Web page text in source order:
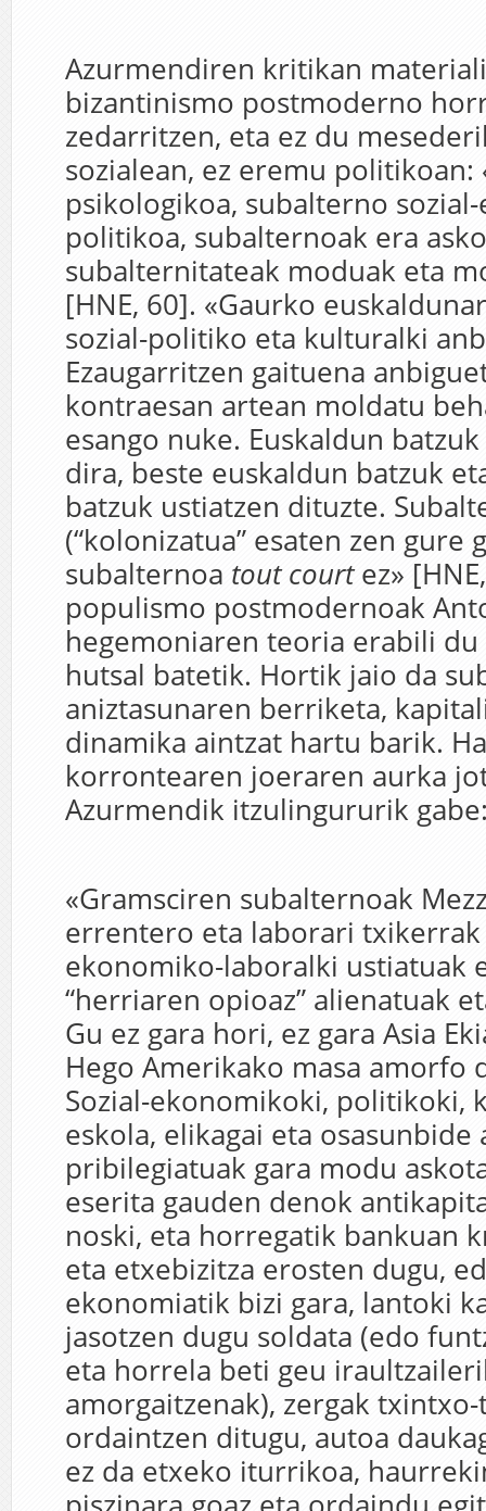
Azurmendiren kritikan
bizantinismo postmoderno
zedarritzen, eta ez du
sozialean, ez eremu politikoan:
psikologikoa, subalterno
politikoa, subalternoak era
subalternitateak moduak eta
[HNE, 60]. «Gaurko
sozial-politiko eta kulturalki
Ezaugarritzen gaituena
kontraesan artean moldatu
esango nuke. Euskaldun
dira, beste euskaldun batzuk
batzuk ustiatzen dituzte.
(“kolonizatua” esaten zen gure
subalternoa tout courtez»
populismo postmodernoak
hegemoniaren teoria erabili
hutsal batetik. Hortik jaio da
aniztasunaren berriketa,
dinamika aintzat hartu barik.
korrontearen joeraren aurka
Azurmendik itzulingururik
«Gramsciren subalternoak
errentero eta laborari txikerrak
ekonomiko-laboralki ustiatuak
“herriaren opioaz” alienatuak
Gu ez gara hori, ez gara Asia
Hego Amerikako masa amorfo
Sozial-ekonomikoki, politikoki,
eskola, elikagai eta osasunbide
pribilegiatuak gara modu
eserita gauden denok
noski, eta horregatik bankuan
eta etxebizitza erosten dugu,
ekonomiatik bizi gara, lantoki
jasotzen dugu soldata (edo
eta horrela beti geu
amorgaitzenak), zergak
ordaintzen ditugu, autoa
ez da etxeko iturrikoa,